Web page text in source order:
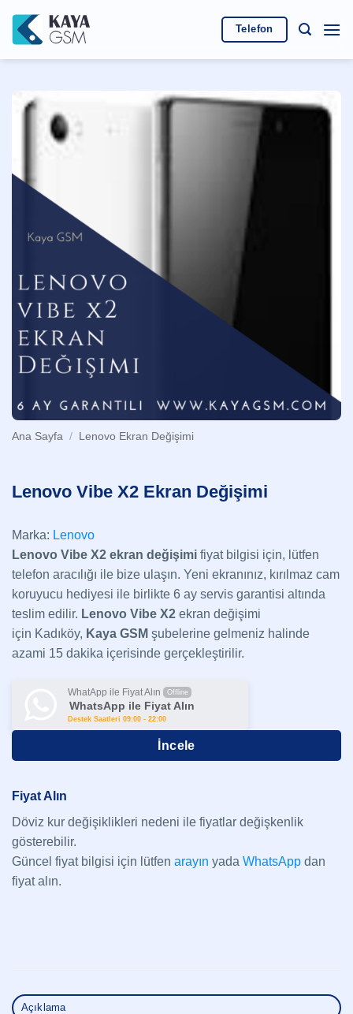
atla
Telefon
Ana Sayfa / Lenovo Ekran Değişimi
Lenovo Vibe X2 Ekran Değişimi
Marka: Lenovo
Lenovo Vibe X2 ekran değişimi fiyat bilgisi için, lütfen
telefon aracılığı ile bize ulaşın. Yeni ekranınız, kırılmaz cam
koruyucu hediyesi ile birlikte 6 ay servis garantisi altında
teslim edilir. Lenovo Vibe X2 ekran değişimi
için Kadıköy, Kaya GSM şubelerine gelmeniz halinde
azami 15 dakika içerisinde gerçekleştirilir.
WhatApp ile Fiyat Alın Offline
WhatsApp ile Fiyat Alın
Destek Saatleri 09:00 - 22:00
İncele
Fiyat Alın
Döviz kur değişiklikleri nedeni ile fiyatlar değişkenlik
gösterebilir.
Güncel fiyat bilgisi için lütfen arayın yada WhatsApp dan
fiyat alın.
Açıklama